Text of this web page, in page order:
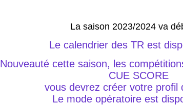
La saison 2023/2024 va
Le calendrier des TR est
Nouveauté cette saison, les
CUE SCORE
vous devrez créer votre profil
Le mode opératoire est